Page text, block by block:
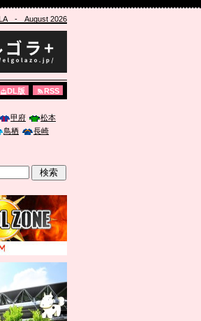
- August 2026
DL版 RSS
甲府
松本
鳥栖
長崎